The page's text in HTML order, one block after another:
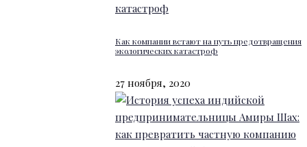
Как компании встают на путь предотвращения
экологических катастроф
27 ноября, 2020